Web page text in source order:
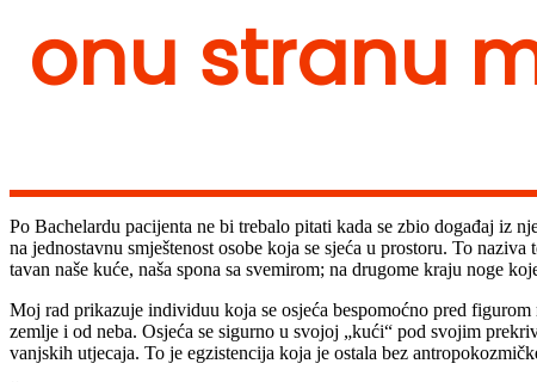
onu stranu
Po Bachelardu pacijenta ne bi trebalo pitati kada se zbio događaj iz
na jednostavnu smještenost osobe koja se sjeća u prostoru. To
tavan naše kuće, naša spona sa svemirom; na drugome kraju noge
Moj rad prikazuje individuu koja se osjeća bespomoćno pred
zemlje i od neba. Osjeća se sigurno u svojoj „kući“ pod svojim
vanjskih utjecaja. To je egzistencija koja je ostala bez